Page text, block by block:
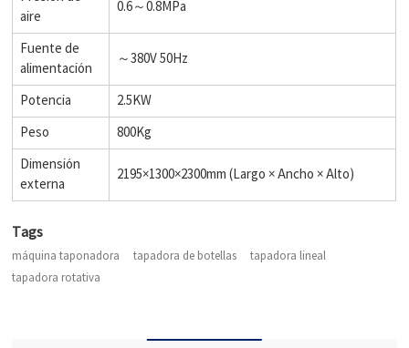
aire
0.6～0.8MPa
Fuente de
alimentación
～380V 50Hz
Potencia
2.5KW
Peso
800Kg
Dimensión
externa
2195×1300×2300mm (Largo × Ancho × Alto)
Tags
máquina taponadora tapadora de botellas
tapadora lineal
tapadora rotativa